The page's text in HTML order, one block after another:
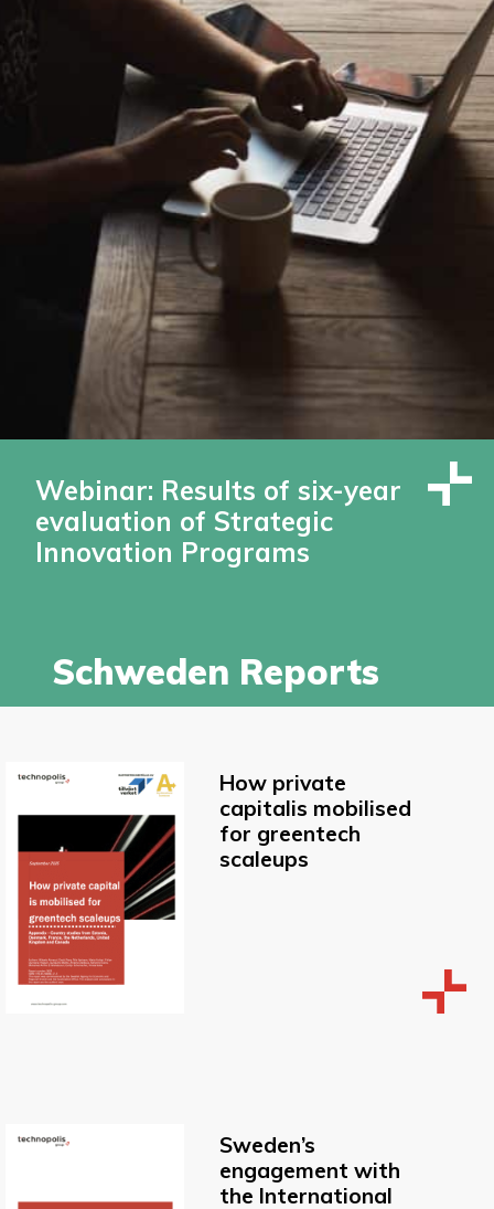
Webinar: Results of six-year
evaluation of Strategic
Innovation Programs
Schweden Reports
How private
capitalis mobilised
for greentech
scaleups
Sweden’s
engagement with
the International